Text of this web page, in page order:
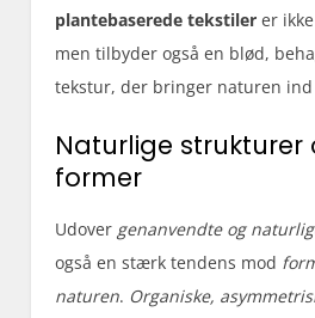
plantebaserede tekstiler er
men tilbyder også en blød,
tekstur, der bringer naturen
Naturlige strukturer
former
Udover genanvendte og
også en stærk tendens mod
naturen. Organiske,